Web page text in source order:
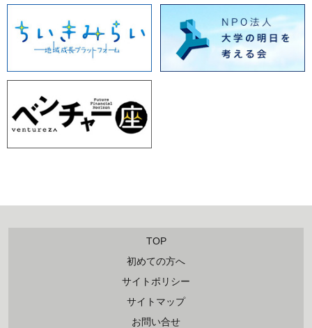
TOP
初めての方へ
サイトポリシー
サイトマップ
お問い合せ